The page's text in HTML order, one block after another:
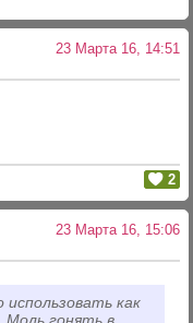
23 Марта 16, 14:51
2
23 Марта 16, 15:06
как